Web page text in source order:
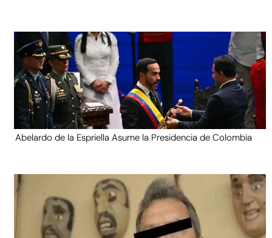
Abelardo de la Espriella Asume la Presidencia de Colombia